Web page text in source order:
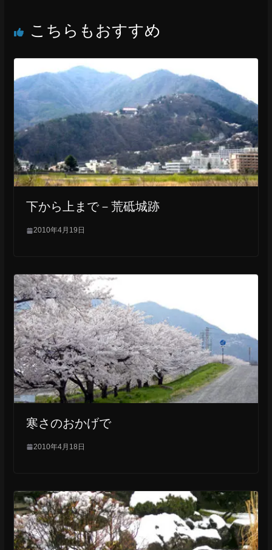
o
こちらもおすすめ
下から上まで－荒砥城跡
2010年4月19日
寒さのおかげで
2010年4月18日